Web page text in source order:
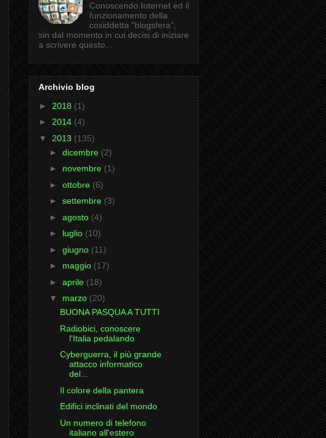
Conoscendo Internet ed il
funzionamento della
cosiddetta "blogsfera",
sin dal momento in cui decisi di iniziare
a scrivere questo...
Archivio blog
► 2018 (1)
► 2014 (4)
▼ 2013 (135)
► dicembre (2)
► novembre (1)
► ottobre (6)
► settembre (3)
► agosto (4)
► luglio (10)
► giugno (11)
► maggio (17)
► aprile (18)
▼ marzo (20)
BUONA PASQUA A TUTTI
Radiobici, conoscere
l'Italia pedalando
Cyberguerra, il più grande
attacco informatico
del...
Il colore della pantera
Edifici inclinati del mondo
Un numero di telefono
italiano all'estero